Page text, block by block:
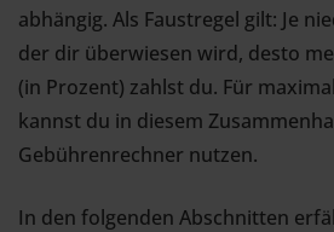
abhängig. Als Faustregel gilt: Je
der dir überwiesen wird, desto
(in Prozent) zahlst du. Für
kannst du in diesem
Gebührenrechner nutzen.
In den folgenden Abschnitten